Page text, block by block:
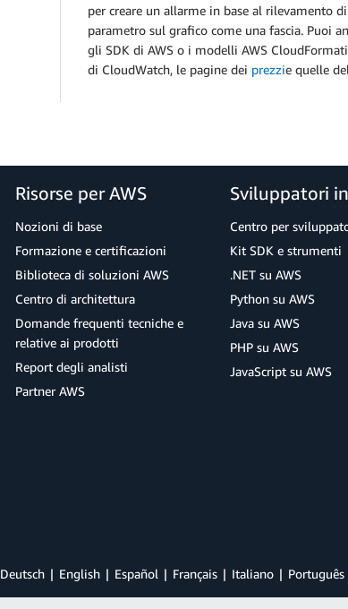
per creare un allarme in base al rilevamento
parametro sul grafico come una fascia. Puoi
gli SDK di AWS o i modelli AWS
di CloudWatch, le pagine dei prezzie quelle del
Risorse per AWS
Nozioni di base
Formazione e certificazioni
Biblioteca di soluzioni AWS
Centro di architettura
Domande frequenti tecniche e
relative ai prodotti
Report degli analisti
Partner AWS
Sviluppatori
Centro per
Kit SDK e strumenti
.NET su AWS
Python su AWS
Java su AWS
PHP su AWS
JavaScript su AWS
Deutsch English Español Français Italiano Português